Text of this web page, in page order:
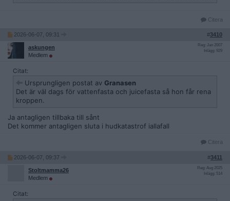
Citera
2026-06-07, 09:31 #3410
askungen
Medlem
Reg: Jan 2007
Inlägg: 929
Citat:
Ursprungligen postat av Granasen
Det är väl dags för vattenfasta och juicefasta så hon får rena
kroppen.
Ja antagligen tillbaka till sånt
Det kommer antagligen sluta i hudkatastrof iallafall
Citera
2026-06-07, 09:37 #3411
Stoltmamma26
Medlem
Reg: Aug 2025
Inlägg: 514
Citat: